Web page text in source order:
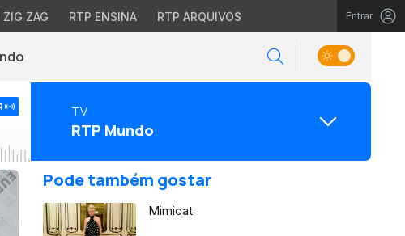
ZIG ZAG RTP ENSINA RTP ARQUIVOS Entrar
TV
RTP Mundo
Pode também gostar
Mimicat